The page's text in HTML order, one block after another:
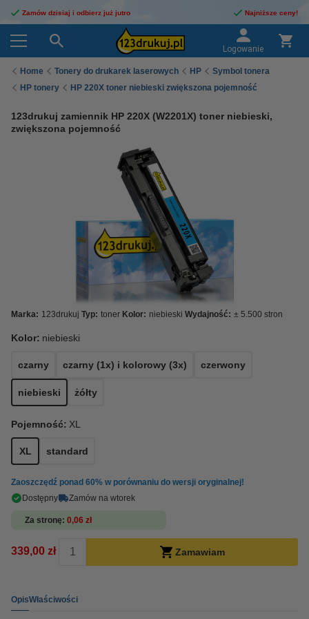
Zamów dzisiaj i odbierz już jutro Najniższe ceny!
Logowanie
Home Tonery do drukarek laserowych HP
Symbol tonera
HP tonery
HP 220X toner niebieski zwiększona pojemność
123drukuj zamiennik HP 220X (W2201X) toner niebieski,
zwiększona pojemność
Marka: 123drukuj Typ: toner Kolor: niebieski Wydajność: ± 5.500 stron
Kolor: niebieski
czarny czarny (1x) i kolorowy (3x) czerwony
niebieski żółty
Pojemność: XL
XL standard
Zaoszczędź ponad 60% w porównaniu do wersji oryginalnej!
Dostępny
Zamów na wtorek
Za stronę 0,06 zł
339,00 zł Zamawiam
OpisWłaściwości